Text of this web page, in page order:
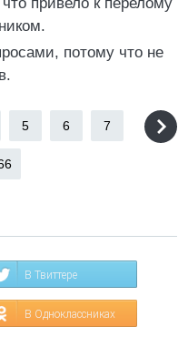
потому что не
5 6 7
В Твиттере
В Одноклассниках